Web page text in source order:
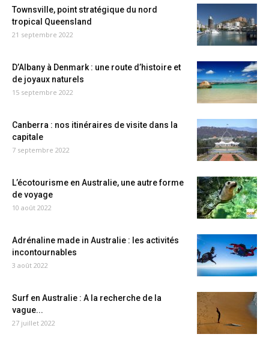
Townsville, point stratégique du nord
tropical Queensland
21 septembre 2022
D’Albany à Denmark : une route d’histoire et
de joyaux naturels
15 septembre 2022
Canberra : nos itinéraires de visite dans la
capitale
7 septembre 2022
L’écotourisme en Australie, une autre forme
de voyage
10 août 2022
Adrénaline made in Australie : les activités
incontournables
3 août 2022
Surf en Australie : A la recherche de la
vague...
27 juillet 2022